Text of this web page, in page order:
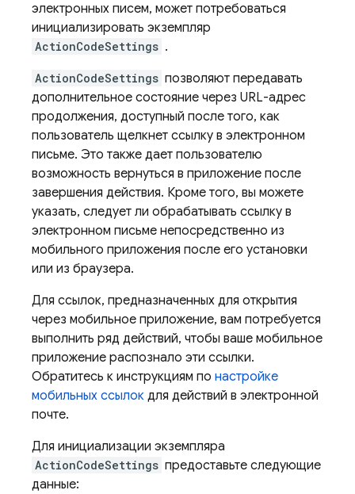
электронных писем, может потребоваться
инициализировать экземпляр
ActionCodeSettings .
ActionCodeSettings позволяют передавать
дополнительное состояние через URL-адрес
продолжения, доступный после того, как
пользователь щелкнет ссылку в электронном
письме. Это также дает пользователю
возможность вернуться в приложение после
завершения действия. Кроме того, вы можете
указать, следует ли обрабатывать ссылку в
электронном письме непосредственно из
мобильного приложения после его установки
или из браузера.
Для ссылок, предназначенных для открытия
через мобильное приложение, вам потребуется
выполнить ряд действий, чтобы ваше мобильное
приложение распознало эти ссылки.
Обратитесь к инструкциям по настройке
мобильных ссылок для действий в электронной
почте.
Для инициализации экземпляра
ActionCodeSettings предоставьте следующие
данные: